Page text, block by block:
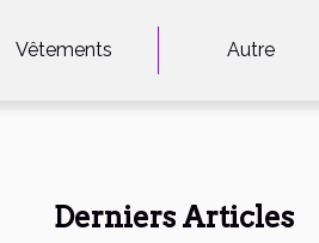
Vêtements Autre
Derniers Articles